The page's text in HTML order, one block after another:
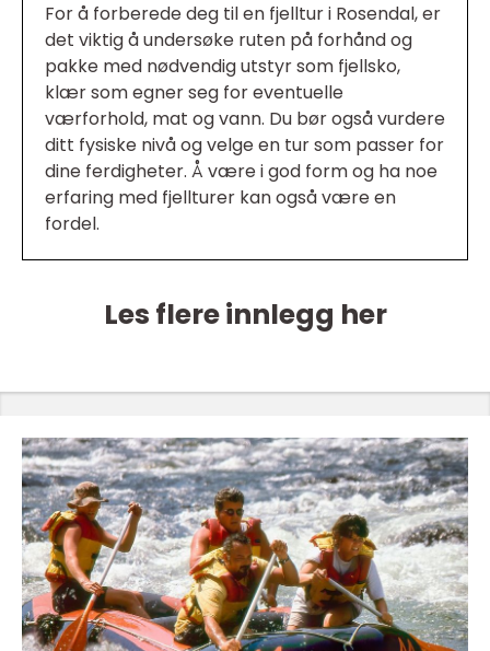
For å forberede deg til en fjelltur i Rosendal, er
det viktig å undersøke ruten på forhånd og
pakke med nødvendig utstyr som fjellsko,
klær som egner seg for eventuelle
værforhold, mat og vann. Du bør også vurdere
ditt fysiske nivå og velge en tur som passer for
dine ferdigheter. Å være i god form og ha noe
erfaring med fjellturer kan også være en
fordel.
Les flere innlegg her